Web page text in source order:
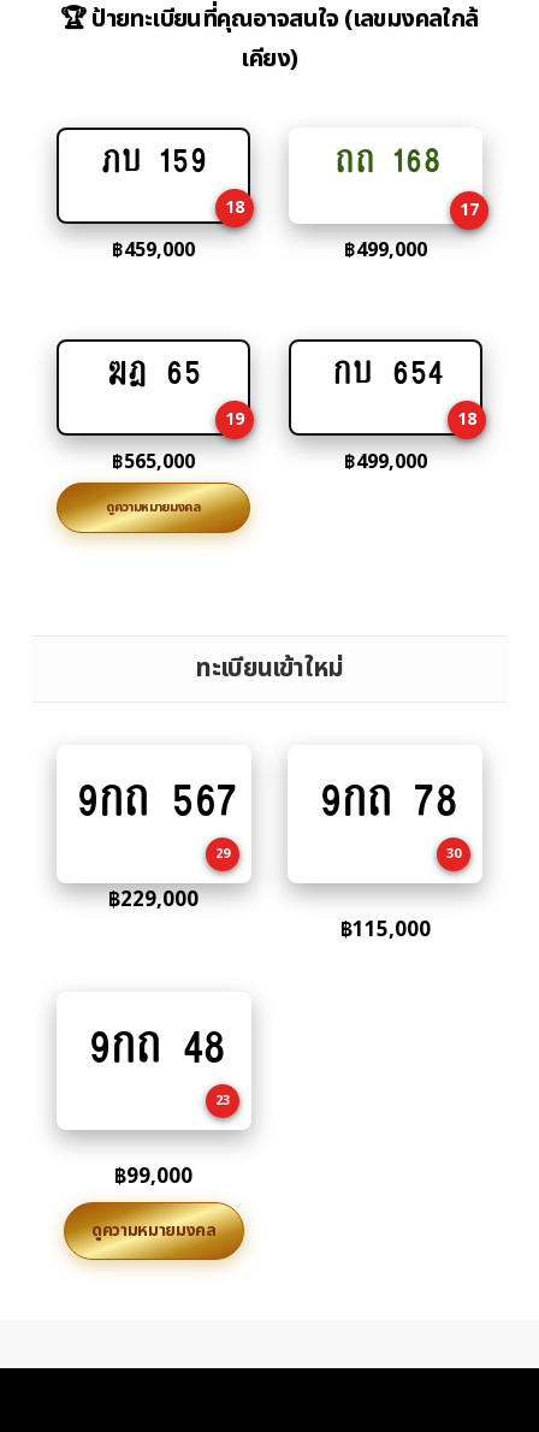
🏆 ป้ายทะเบียนที่คุณอาจสนใจ (เลขมงคลใกล้
เคียง)
Add
cart
ภบ 159
18
฿459,000
Add
ถถ 168
17
฿499,000
Add
cart
ฆฎ 65
19
฿565,000
ดูความหมายมงคล
Add
cart
กบ 654
18
฿499,000
ทะเบียนเข้าใหม่
to
9กถ 567
29
฿229,000
to
9กถ 78
30
฿115,000
to
9กถ 48
23
฿99,000
ดูความหมายมงคล